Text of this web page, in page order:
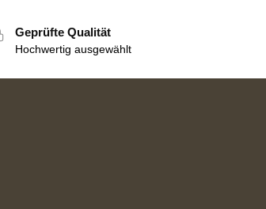
Geprüfte Qualität
Hochwertig ausgewählt